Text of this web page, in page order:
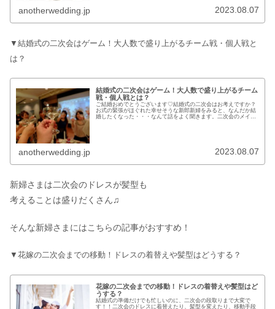
anotherwedding.jp 2023.08.07
▼結婚式の二次会はゲーム！大人数で盛り上がるチーム戦・個人戦と
は？
結婚式の二次会はゲーム！大人数で盛り上がるチーム
戦・個人戦とは？
ご結婚おめでとうございます♡結婚式の二次会はお考えですか？
お式の緊張がほぐれた幸せそうな新郎新婦をみると、なんだか結
婚したくなった・・・なんて話をよく聞きます。二次会のメイン
anotherwedding.jp 2023.08.07
新婦さまは二次会のドレスが髪型も
考えることは盛りだくさん♫
そんな新婦さまにはこちらの記事がおすすめ！
▼花嫁の二次会までの移動！ドレスの着替えや髪型はどうする？
花嫁の二次会までの移動！ドレスの着替えや髪型はど
うする？
結婚式の準備だけでも忙しいのに、二次会の段取りまで大変で
す！！二次会のドレスに着替えたり、髪型を変えたり、移動手段